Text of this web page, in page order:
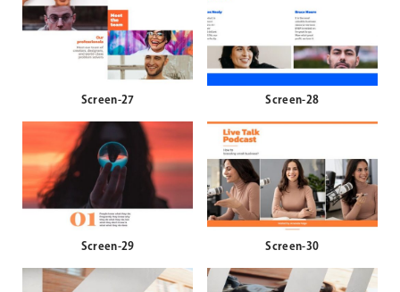
Screen-27 Screen-28
Screen-29 Screen-30